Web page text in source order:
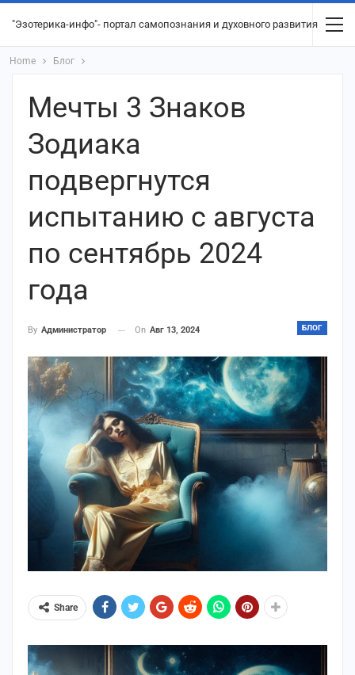
"Эзотерика-инфо"- портал самопознания и духовного развития
Home Блог
Мечты 3 Знаков
Зодиака
подвергнутся
испытанию c августа
по сентябрь 2024
года
БЛОГ
By Администратор On Авг 13, 2024
Share